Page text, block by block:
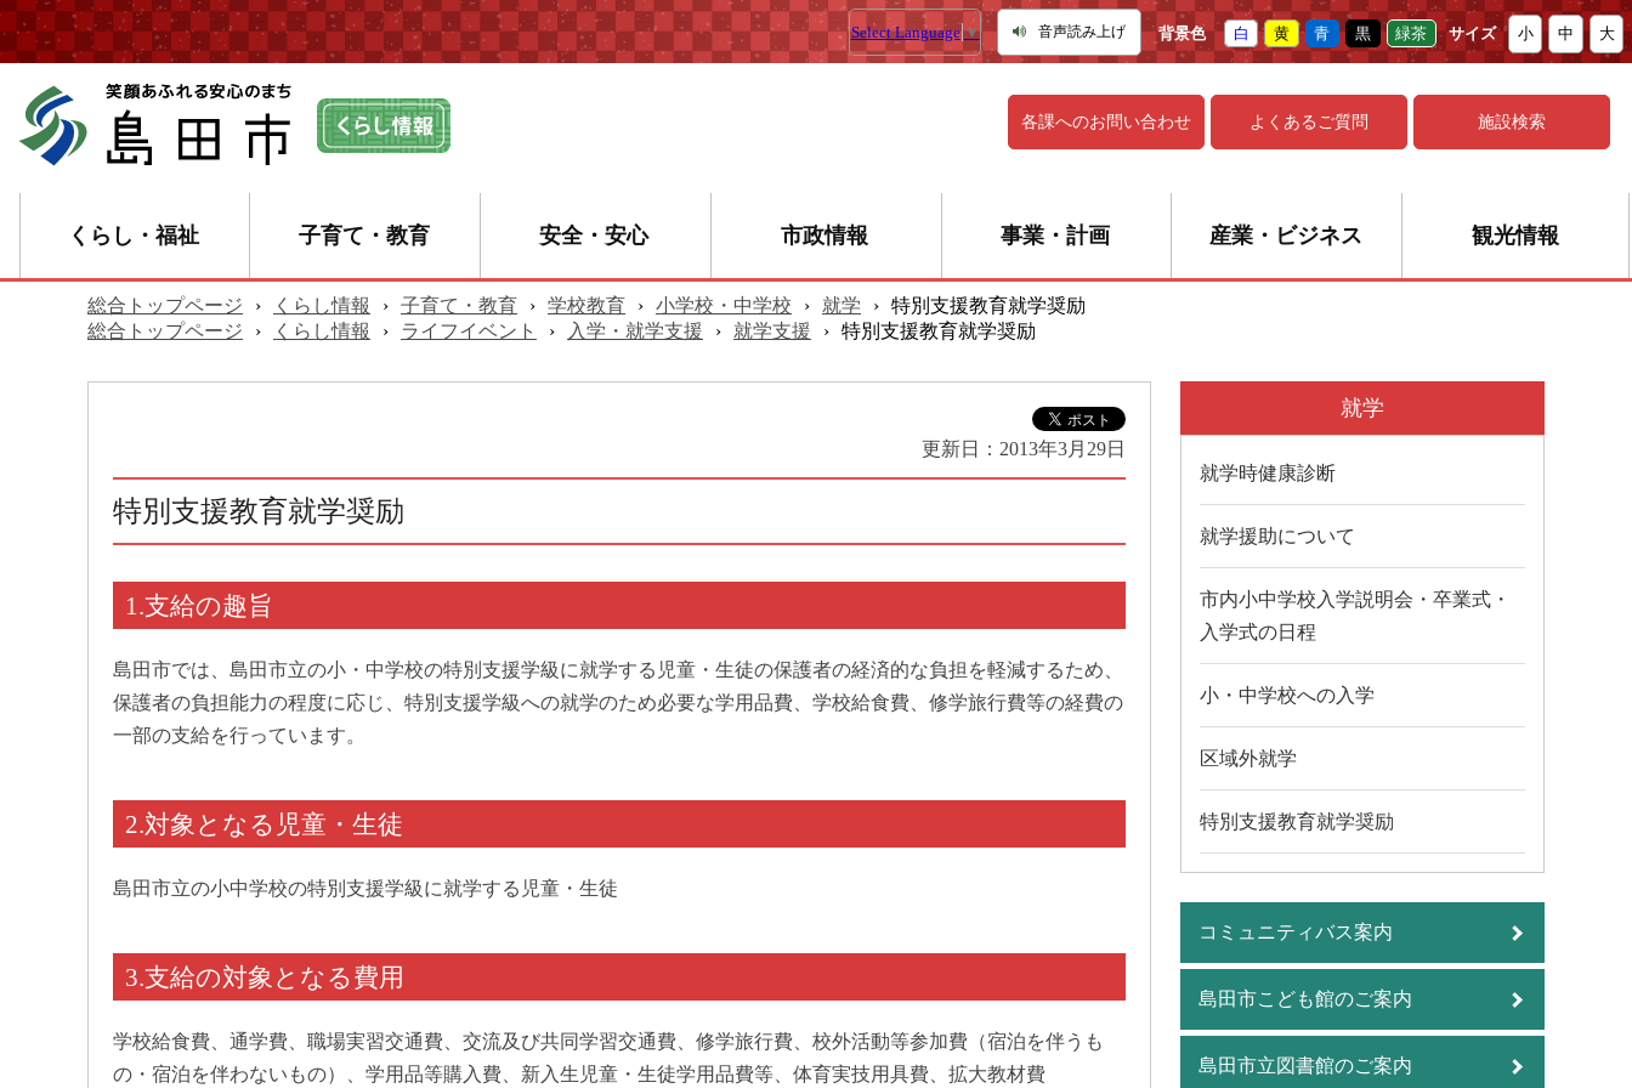
Select Language ▼ 音声読み上げ 背景色 白 黄 青 黒 緑茶 サイズ 小 中 大
各課へのお問い合わせ よくあるご質問 施設検索
くらし・福祉 子育て・教育 安全・安心 市政情報 事業・計画 産業・ビジネス 観光情報
総合トップページ › くらし情報 › 子育て・教育 › 学校教育 › 小学校・中学校 › 就学 › 特別支援教育就学奨励
総合トップページ
› くらし情報 › ライフイベント › 入学・就学支援 › 就学支援 › 特別支援教育就学奨励
更新日： 2013年3月29日
特別支援教育就学奨励
1.支給の趣旨
島田市では、島田市立の小・中学校の特別支援学級に就学する児童・生徒の保護者の経済的な負担を軽減するため、
保護者の負担能力の程度に応じ、特別支援学級への就学のため必要な学用品費、学校給食費、修学旅行費等の経費の
一部の支給を行っています。
2.対象となる児童・生徒
島田市立の小中学校の特別支援学級に就学する児童・生徒
3.支給の対象となる費用
学校給食費、通学費、職場実習交通費、交流及び共同学習交通費、修学旅行費、校外活動等参加費（宿泊を伴うも
の・宿泊を伴わないもの）、学用品等購入費、新入生児童・生徒学用品費等、体育実技用具費、拡大教材費
就学
就学時健康診断
就学援助について
市内小中学校入学説明会・卒業式・
入学式の日程
小・中学校への入学
区域外就学
特別支援教育就学奨励
コミュニティバス案内
島田市こども館のご案内
島田市立図書館のご案内